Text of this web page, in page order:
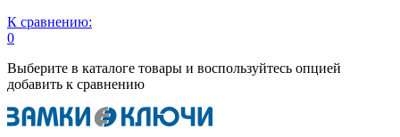
К сравнению:
0
Выберите в каталоге товары и воспользуйтесь опцией
добавить к сравнению